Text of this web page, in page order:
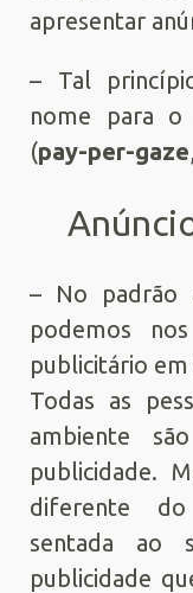
apresentar
– Tal
nome para o
(pay-per-gaze
– No padrão
podemos
publicitário
Todas as
ambiente
publicidade.
diferente
sentada ao
publicidade